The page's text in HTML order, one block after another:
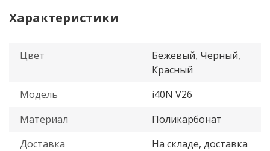
Характеристики
Цвет
Бежевый, Черный,
Красный
Модель
i40N V26
Материал
Поликарбонат
Доставка
На складе, доставка